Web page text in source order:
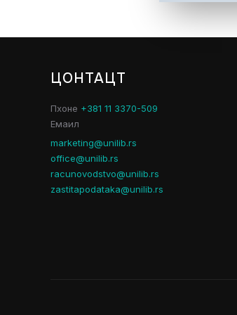
ЦОНТАЦТ
Пхоне +381 11 3370-509
Емаил
marketing@unilib.rs
office@unilib.rs
racunovodstvo@unilib.rs
zastitapodataka@unilib.rs